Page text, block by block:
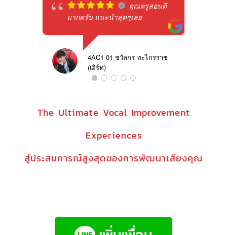
คุณครูสอนดี
มากครับ แนะนำสุดๆเลย
4AC1 01 ชวัลกร ทะไกรราช
(เอิร์ท)
The Ultimate Vocal Improvement
Experiences
สู่ประสบการณ์สูงสุดของการพัฒนาเสียงคุณ